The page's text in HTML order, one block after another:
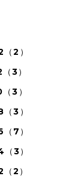
2）
3）
3）
3）
7）
3）
2）